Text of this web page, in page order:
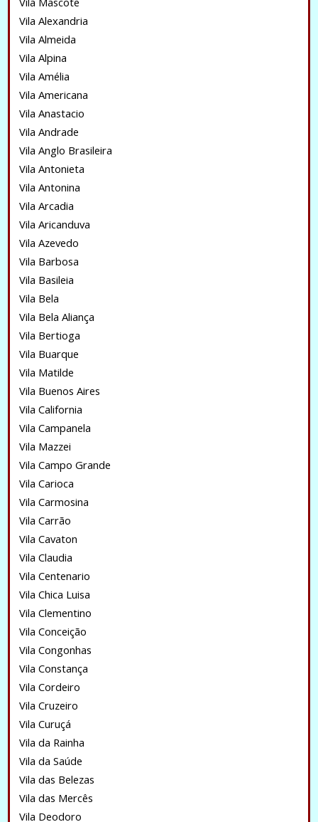
Vila Alexandria
Vila Almeida
Vila Alpina
Vila Amélia
Vila Americana
Vila Anastacio
Vila Andrade
Vila Anglo Brasileira
Vila Antonieta
Vila Antonina
Vila Arcadia
Vila Aricanduva
Vila Azevedo
Vila Barbosa
Vila Basileia
Vila Bela
Vila Bela Aliança
Vila Bertioga
Vila Buarque
Vila Matilde
Vila Buenos Aires
Vila California
Vila Campanela
Vila Mazzei
Vila Campo Grande
Vila Carioca
Vila Carmosina
Vila Carrão
Vila Cavaton
Vila Claudia
Vila Centenario
Vila Chica Luisa
Vila Clementino
Vila Conceição
Vila Congonhas
Vila Constança
Vila Cordeiro
Vila Cruzeiro
Vila Curuçá
Vila da Rainha
Vila da Saúde
Vila das Belezas
Vila das Mercês
Vila Deodoro